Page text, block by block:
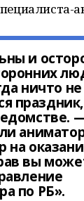
и
ничто
вы
по РБ».